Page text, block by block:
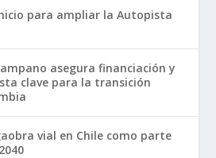
para ampliar la Autopista
asegura financiación y
clave para la transición
vial en Chile como parte